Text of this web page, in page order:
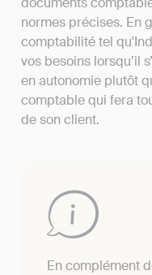
normes précises. En
comptabilité tel
vos besoins lorsqu’il
en autonomie plutôt
comptable qui fera
de son client.
En complément